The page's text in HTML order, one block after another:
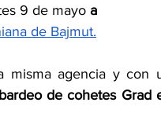
9 de mayo a
de Bajmut.
misma agencia y con
de cohetes Grad